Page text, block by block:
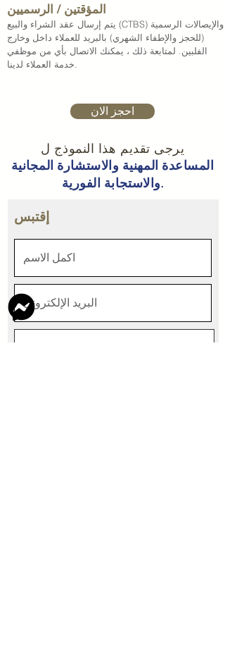
المؤقتين / الرسميين
يتم إرسال عقد الشراء والبيع (CTBS) والإيصالات الرسمية
(للحجز والإطفاء الشهري) بالبريد للعملاء داخل وخارج
الفلبين. لمتابعة ذلك ، يمكنك الاتصال بأي من موظفي
احجز الان
يرجى تقديم هذا النموذج ل
المساعدة المهنية والاستشارة المجانية
والاستجابة الفورية.
إقتبس